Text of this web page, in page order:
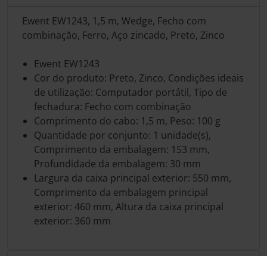
Ewent EW1243, 1,5 m, Wedge, Fecho com
combinação, Ferro, Aço zincado, Preto, Zinco
Ewent EW1243
Cor do produto: Preto, Zinco, Condições ideais
de utilização: Computador portátil, Tipo de
fechadura: Fecho com combinação
Comprimento do cabo: 1,5 m, Peso: 100 g
Quantidade por conjunto: 1 unidade(s),
Comprimento da embalagem: 153 mm,
Profundidade da embalagem: 30 mm
Largura da caixa principal exterior: 550 mm,
Comprimento da embalagem principal
exterior: 460 mm, Altura da caixa principal
exterior: 360 mm